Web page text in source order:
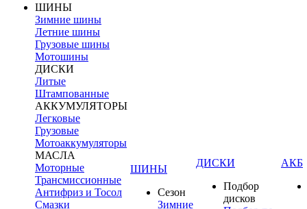
ШИНЫ
Зимние шины
Летние шины
Грузовые шины
Мотошины
ДИСКИ
Литые
Штампованные
АККУМУЛЯТОРЫ
Легковые
Грузовые
Мотоаккумуляторы
МАСЛА
Моторные
Трансмиссионные
Антифриз и Тосол
Смазки
ШИНЫ
Сезон
Зимние
ДИСКИ
Подбор
дисков
АКБ